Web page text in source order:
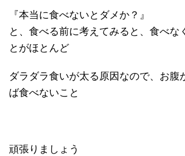
『本当に食べないとダメか？』
と、食べる前に考えてみると、食べな
とがほとんど
ダラダラ食いが太る原因なので、お腹
ば食べないこと
頑張りましょう